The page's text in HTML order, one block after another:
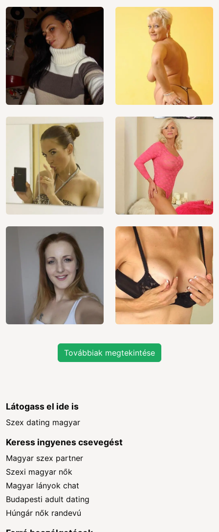
Továbbiak megtekintése
Látogass el ide is
Szex dating magyar
Keress ingyenes csevegést
Magyar szex partner
Szexi magyar nők
Magyar lányok chat
Budapesti adult dating
Húngár nők randevú